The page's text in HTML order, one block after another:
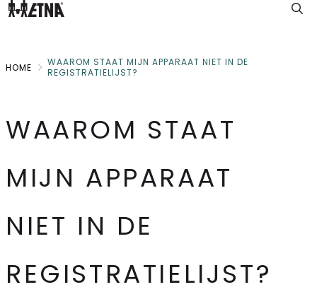
Skip
HOME
WAAROM STAAT MIJN APPARAAT NIET IN DE
REGISTRATIELIJST?
WAAROM STAAT
MIJN APPARAAT
NIET IN DE
REGISTRATIELIJST?